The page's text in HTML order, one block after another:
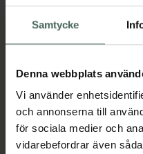
Samtycke
Denna webbplats
Vi använder
och annonserna till
för sociala medier och
vidarebefordrar även
Köp via
Beskrivning
Läs alltid